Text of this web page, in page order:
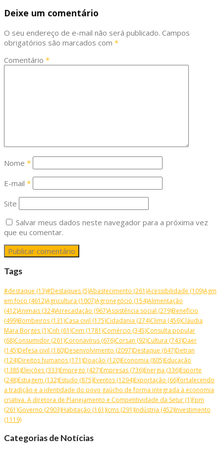
Deixe um comentário
O seu endereço de e-mail não será publicado. Campos
obrigatórios são marcados com *
Comentário *
Nome *
E-mail *
Site
Salvar meus dados neste navegador para a próxima vez
que eu comentar.
Tags
#destaque (13)#Destaques (5)Abastecimento (261)Acessibilidade (109)Agm
em foco (4612)Agricultura (1007)Agronegócio (154)Alimentação
(412)Animais (324)Arrecadação (967)Assistência social (279)Benefício
(499)Bombeiros (131)Casa civil (175)Cidadania (274)Clima (456)Cláudia
Mara Borges (1)Cnh (61)Cnm (1781)Comércio (345)Consulta popular
(68)Consumidor (261)Coronavírus (676)Corsan (92)Cultura (743)Daer
(145)Defesa civil (180)Desenvolvimento (2097)Destaque (647)Detran
(124)Direitos humanos (171)Doação (120)Economia (805)Educação
(1385)Eleições (333)Emprego (427)Empresas (736)Energia (336)Esporte
(248)Estiagem (132)Estudo (875)Eventos (1294)Exportação (66)fortalecendo
a tradição e a identidade do povo gaúcho de forma integrada à economia
criativa. A diretora de Planejamento e Competitividade da Setur (1)Fpm
(261)Governo (2903)Habitação (161)Icms (291)Indústria (452)Investimento
(1119)
Categorias de Notícias